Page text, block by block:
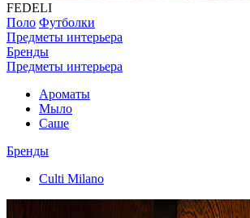
FEDELI
Поло Футболки
Предметы интерьера
Бренды
Предметы интерьера
Ароматы
Мыло
Саше
Бренды
Culti Milano